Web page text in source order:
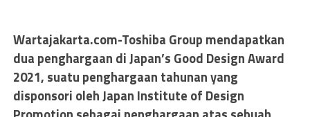
Wartajakarta.com-Toshiba Group mendapatkan
dua penghargaan di Japan’s Good Design Award
2021, suatu penghargaan tahunan yang
disponsori oleh Japan Institute of Design